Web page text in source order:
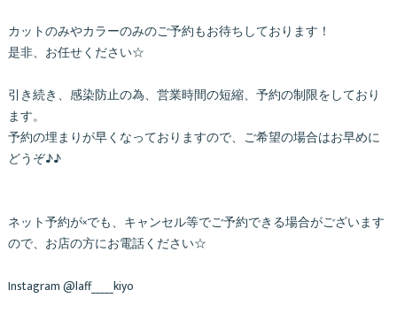
カットのみやカラーのみのご予約もお待ちしております！
是非、お任せください☆
引き続き、感染防止の為、営業時間の短縮、予約の制限をしており
ます。
予約の埋まりが早くなっておりますので、ご希望の場合はお早めに
どうぞ♪♪
ネット予約が×でも、キャンセル等でご予約できる場合がございます
ので、お店の方にお電話ください☆
Instagram @laff_____kiyo